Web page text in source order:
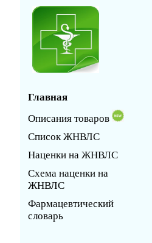
Главная
Описания товаров
Список ЖНВЛС
Наценки на ЖНВЛС
Схема наценки на
ЖНВЛС
Фармацевтический
словарь